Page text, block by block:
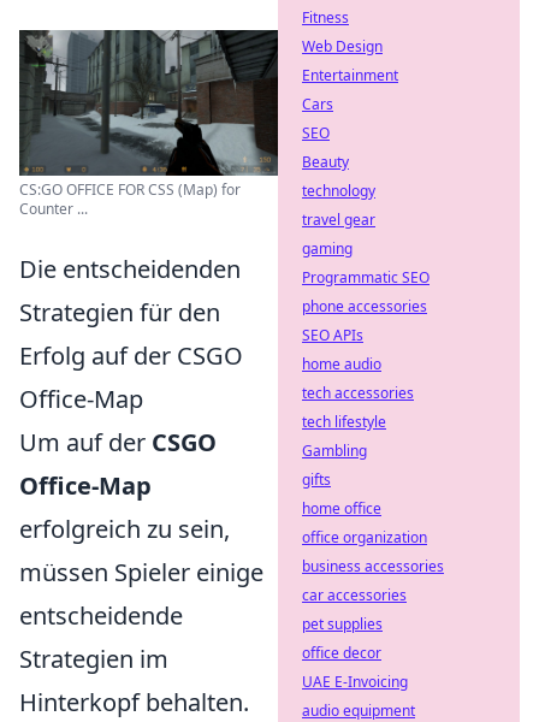
CS:GO OFFICE FOR CSS (Map) for
Counter ...
Die entscheidenden
Strategien für den
Erfolg auf der CSGO
Office-Map
Um auf der CSGO
Office-Map
erfolgreich zu sein,
müssen Spieler einige
entscheidende
Strategien im
Hinterkopf behalten.
Fitness
Web Design
Entertainment
Cars
SEO
Beauty
technology
travel gear
gaming
Programmatic SEO
phone accessories
SEO APIs
home audio
tech accessories
tech lifestyle
Gambling
gifts
home office
office organization
business accessories
car accessories
pet supplies
office decor
UAE E-Invoicing
audio equipment